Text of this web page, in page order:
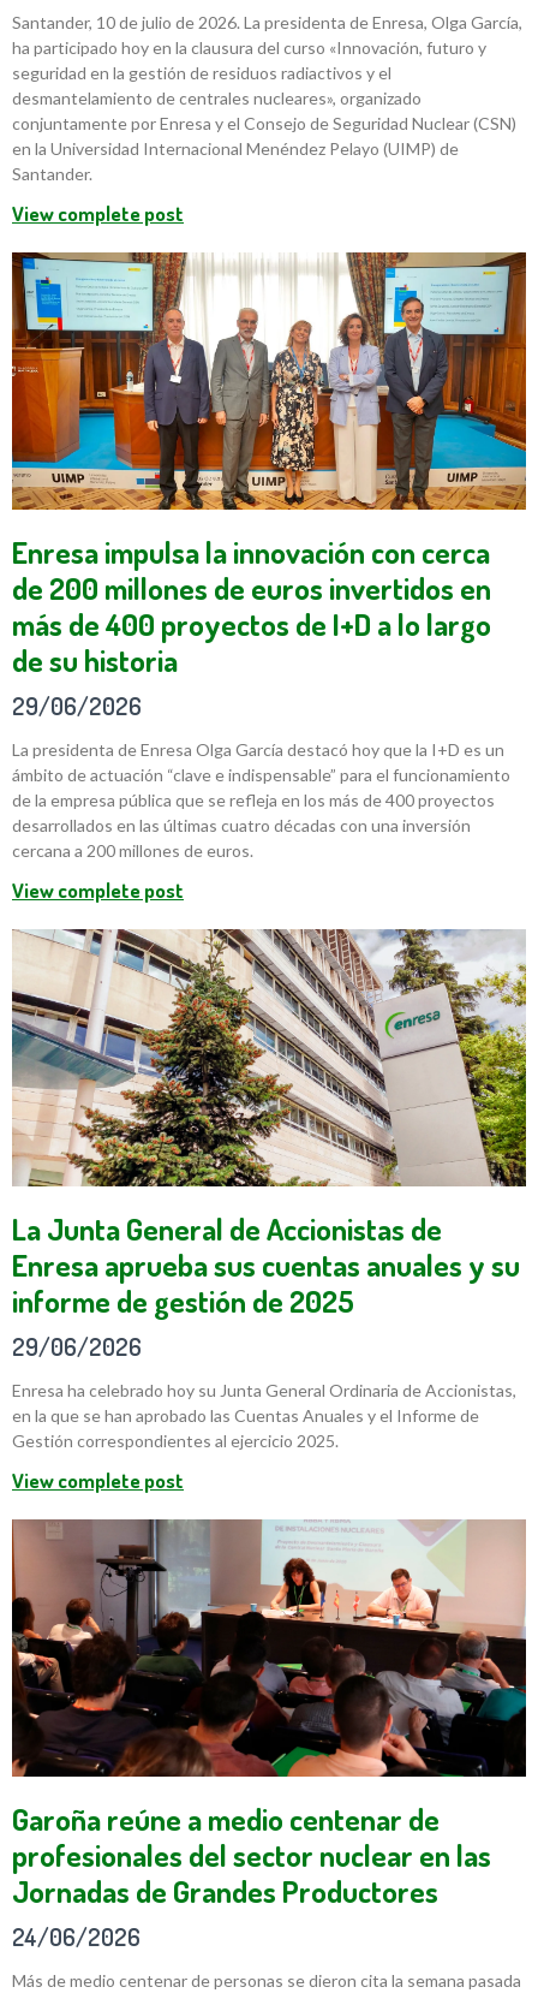
Santander, 10 de julio de 2026. La presidenta de Enresa, Olga García,
ha participado hoy en la clausura del curso «Innovación, futuro y
seguridad en la gestión de residuos radiactivos y el
desmantelamiento de centrales nucleares», organizado
conjuntamente por Enresa y el Consejo de Seguridad Nuclear (CSN)
en la Universidad Internacional Menéndez Pelayo (UIMP) de
Santander.
View complete post
Enresa impulsa la innovación con cerca
de 200 millones de euros invertidos en
más de 400 proyectos de I+D a lo largo
de su historia
29/06/2026
La presidenta de Enresa Olga García destacó hoy que la I+D es un
ámbito de actuación “clave e indispensable” para el funcionamiento
de la empresa pública que se refleja en los más de 400 proyectos
desarrollados en las últimas cuatro décadas con una inversión
cercana a 200 millones de euros.
View complete post
La Junta General de Accionistas de
Enresa aprueba sus cuentas anuales y su
informe de gestión de 2025
29/06/2026
Enresa ha celebrado hoy su Junta General Ordinaria de Accionistas,
en la que se han aprobado las Cuentas Anuales y el Informe de
Gestión correspondientes al ejercicio 2025.
View complete post
Garoña reúne a medio centenar de
profesionales del sector nuclear en las
Jornadas de Grandes Productores
24/06/2026
Más de medio centenar de personas se dieron cita la semana pasada